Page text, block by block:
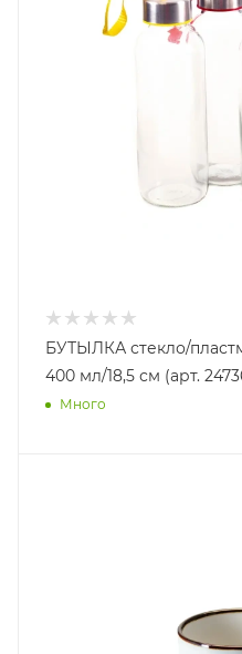
БУТЫЛКА стекло/
400 мл/18,5 см (арт.
Много